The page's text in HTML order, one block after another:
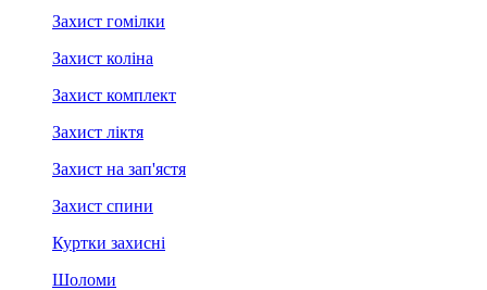
Захист гомілки
Захист коліна
Захист комплект
Захист ліктя
Захист на зап'ястя
Захист спини
Куртки захисні
Шоломи